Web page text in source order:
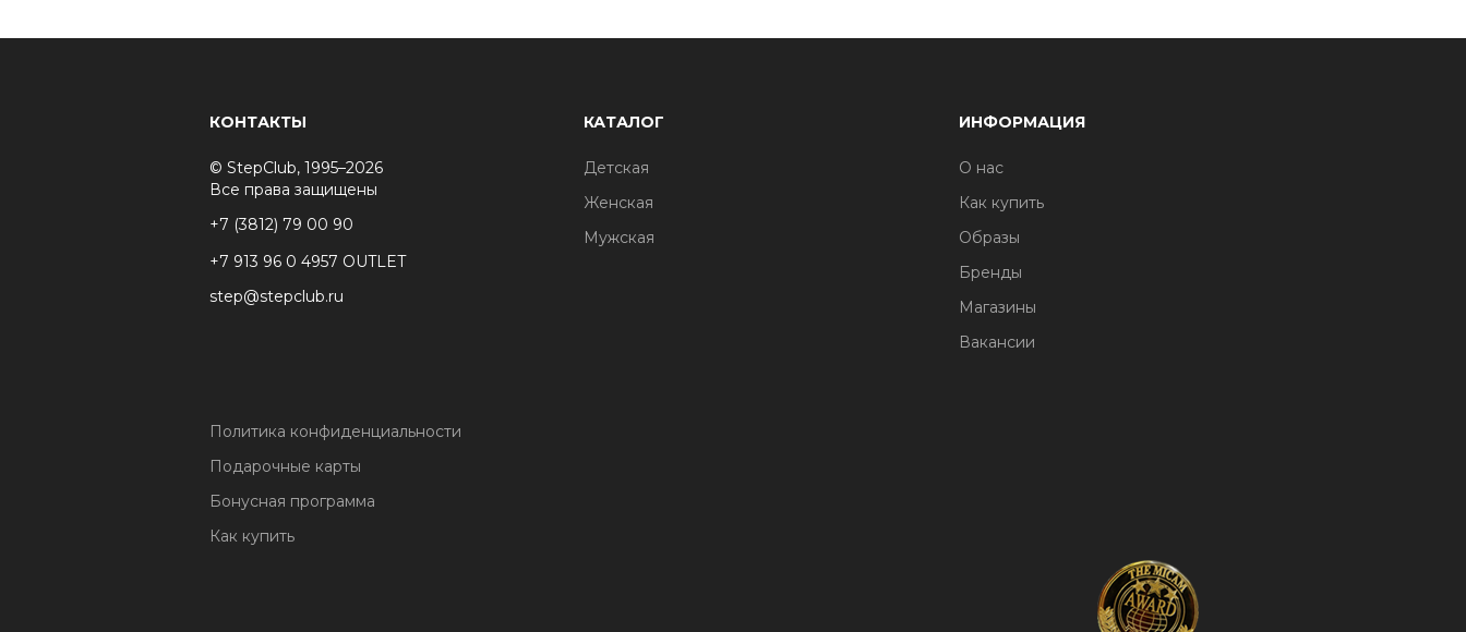
КОНТАКТЫ
© StepClub, 1995–2026
Все права защищены
+7 (3812) 79 00 90
+7 913 96 0 4957 OUTLET
step@stepclub.ru
КАТАЛОГ
Детская
Женская
Мужская
ИНФОРМАЦИЯ
О нас
Как купить
Образы
Бренды
Магазины
Вакансии
Политика конфиденциальности
Подарочные карты
Бонусная программа
Как купить